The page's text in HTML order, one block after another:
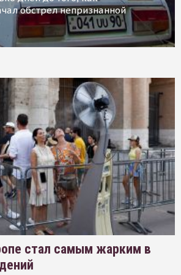
обстрел непризнанной
стал самым жарким в